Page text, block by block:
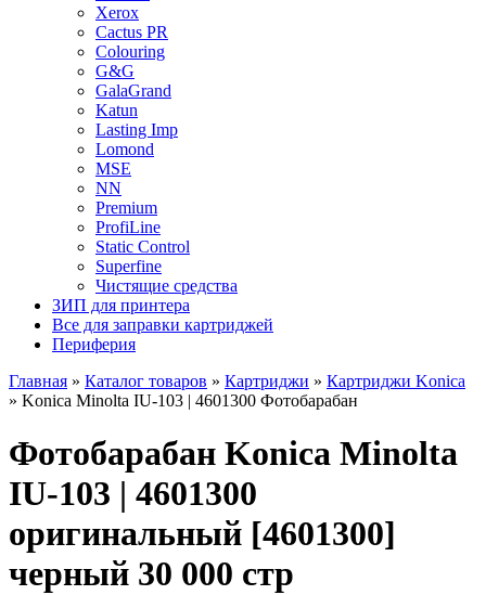
Xerox
Cactus PR
Colouring
G&G
GalaGrand
Katun
Lasting Imp
Lomond
MSE
NN
Premium
ProfiLine
Static Control
Superfine
Чистящие средства
ЗИП для принтера
Все для заправки картриджей
Периферия
Главная » Каталог товаров » Картриджи » Картриджи Konica
» Konica Minolta IU-103 | 4601300 Фотобарабан
Фотобарабан Konica Minolta
IU-103 | 4601300
оригинальный [4601300]
черный 30 000 стр